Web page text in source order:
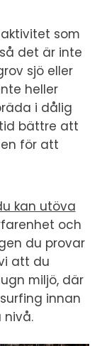
som
det är inte
sjö eller
heller
i dålig
bättre att
för att
kan utöva
och
du provar
att du
miljö, där
innan